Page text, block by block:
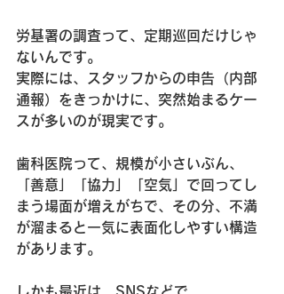
労基署の調査って、定期巡回だけじゃ
ないんです。
実際には、
スタッフからの申告（内部
通報） をきっかけに、突然始まるケー
スが多いのが現実です。
歯科医院って、規模が小さいぶん、
「善意」「協力」「空気」で回ってし
まう場面が増えがちで、その分、不満
が溜まると一気に表面化しやすい構造
があります。
しかも最近は、SNSなどで